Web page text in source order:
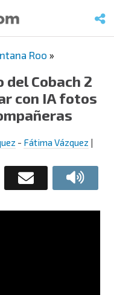
Roo »
del Cobach 2
con IA fotos
- Fátima Vázquez |